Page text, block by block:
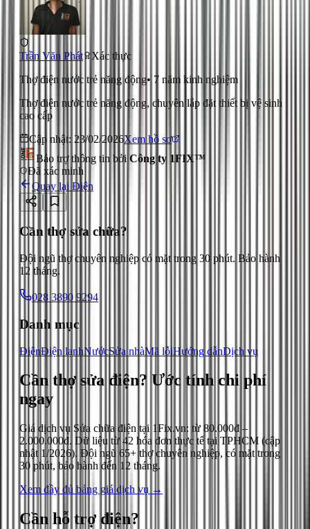
Trần Văn Phát
Xác thực
Thợ điện nước trẻ năng động• 7 năm kinh nghiệm
Thợ điện nước trẻ năng động, chuyên lắp đặt thiết bị vệ sinh
cao cấp
Cập nhật: 23/02/2026Xem hồ sơ
Bảo trợ thông tin bởi Công ty 1FIX™
Đã xác minh
Quay lại Điện
Cần thợ sửa chữa?
Đội ngũ thợ chuyên nghiệp có mặt trong 30 phút. Bảo hành
12 tháng.
028 3890 9294
Danh mục
ĐiệnĐiện lạnhNướcSửa nhàMã lỗiHướng dẫnDịch vụ
Cần thợ sửa điện? Ước tính chi phí
ngay
Giá dịch vụ Sửa chữa điện tại 1Fix.vn: từ 80.000đ –
2.000.000đ. Dữ liệu từ 42 hóa đơn thực tế tại TPHCM (cập
nhật 1/2026). Đội ngũ 65+ thợ chuyên nghiệp, có mặt trong
30 phút, bảo hành đến 12 tháng.
Xem đầy đủ bảng giá dịch vụ →
Cần hỗ trợ điện?